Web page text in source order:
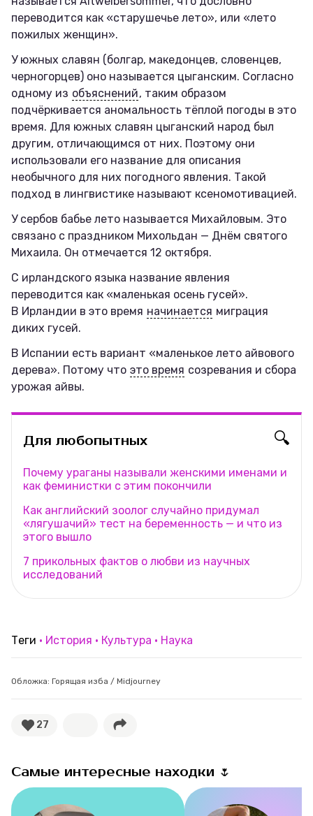
переводится как «старушечье лето», или «лето
пожилых женщин».
У южных славян (болгар, македонцев, словенцев,
черногорцев) оно называется цыганским. Согласно
одному из объяснений, таким образом
подчёркивается аномальность тёплой погоды в это
время. Для южных славян цыганский народ был
другим, отличающимся от них. Поэтому они
использовали его название для описания
необычного для них погодного явления. Такой
подход в лингвистике называют ксеномотивацией.
У сербов бабье лето называется Михайловым. Это
связано с праздником Михольдан — Днём святого
Михаила. Он отмечается 12 октября.
С ирландского языка название явления
переводится как «маленькая осень гусей».
В Ирландии в это время начинается миграция
диких гусей.
В Испании есть вариант «маленькое лето айвового
дерева». Потому что это время созревания и сбора
урожая айвы.
Для любопытных 🔍
Почему ураганы называли женскими именами и
как феминистки с этим покончили
Как английский зоолог случайно придумал
«лягушачий» тест на беременность — и что из
этого вышло
7 прикольных фактов о любви из научных
исследований
Теги История Культура Наука
Обложка: Горящая изба / Midjourney
27
Самые интересные находки 🌷